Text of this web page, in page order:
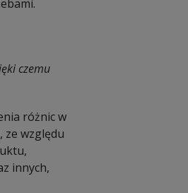
czemu
różnic w
ze względu
innych,